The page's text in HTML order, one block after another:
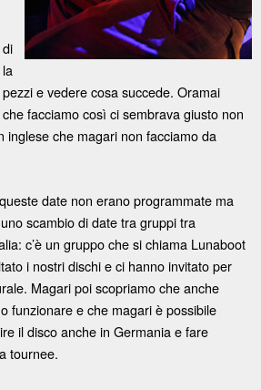
e vedere cosa succede. Oramai
facciamo così ci sembrava giusto non
inglese che magari non facciamo da
date non erano programmate ma
scambio di date tra gruppi tra
c’è un gruppo che si chiama Lunaboot
i nostri dischi e ci hanno invitato per
Magari poi scopriamo che anche
funzionare e che magari è possibile
il disco anche in Germania e fare
tournee.